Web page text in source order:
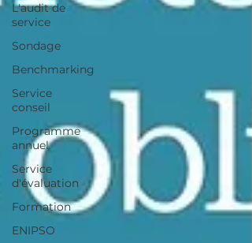
L'audit de
service
Sondage
Benchmarking
Service
conseil
Programme
annuel
Service
d'évaluation
Formation
ENIPSO